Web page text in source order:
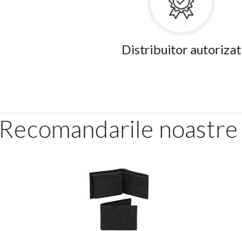
Distribuitor autorizat
Recomandarile noastre